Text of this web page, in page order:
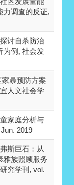
力调查的反证,
讨自杀防治
为例, 社会发
暴预防方案
人文社会学
家庭分析与
2019
斯巨石：从
雅族照顾服务
究学刊, vol.